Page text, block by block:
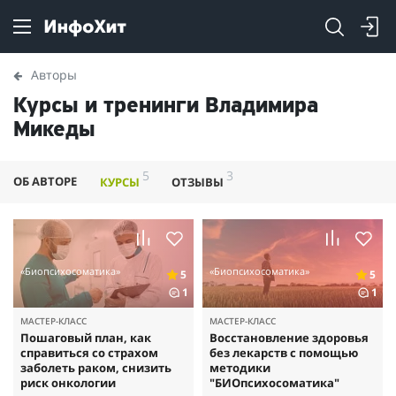
Авторы
Курсы и тренинги Владимира
Микеды
ОБ АВТОРЕ КУРСЫ 5 ОТЗЫВЫ 3
«Биопсихосоматика»
5
1
МАСТЕР-КЛАСС
Пошаговый план, как
справиться со страхом
заболеть раком, снизить
риск онкологии
«Биопсихосоматика»
5
1
МАСТЕР-КЛАСС
Восстановление здоровья
без лекарств с помощью
методики
"БИОпсихосоматика"